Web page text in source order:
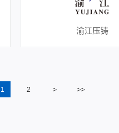
渝江压铸
1 2 > >>